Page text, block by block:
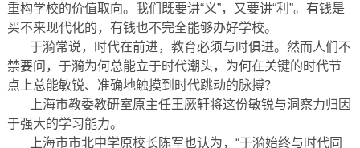
重构学校的价值取向。我们既要讲“义”，又要讲“利”。有钱是
买不来现代化的，有钱也不完全能够办好学校。
于漪常说，时代在前进，教育必须与时俱进。然而人们不
禁要问，于漪为何总能立于时代潮头，为何在关键的时代节
点上总能敏锐、准确地触摸到时代跳动的脉搏？
上海市教委教研室原主任王厥轩将这份敏锐与洞察力归因
于强大的学习能力。
上海市市北中学原校长陈军也认为，“于漪始终与时代同